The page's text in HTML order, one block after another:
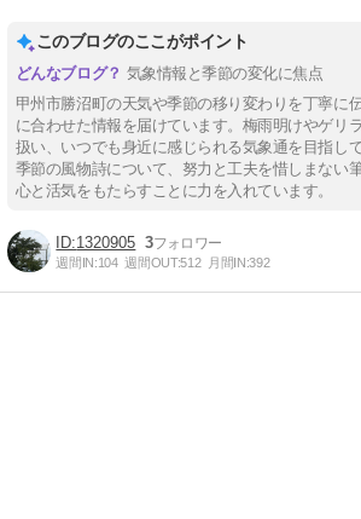
このブログのここがポイント
気象情報と季節の変化に焦点
甲州市勝沼町の天気や季節の移り変わりを丁寧に
に合わせた情報を届けています。梅雨明けやゲリ
扱い、いつでも身近に感じられる気象通を目指し
季節の風物詩について、努力と工夫を惜しまない
心と活気をもたらすことに力を入れています。
1320905 3
週間IN:104 週間OUT:512 月間IN:392